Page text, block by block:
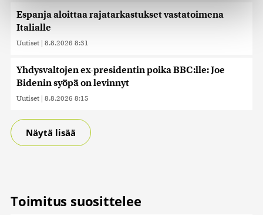
Käytämme evästeitä tarjoamamme sisällön ja mainosten
räätälöimiseen, sosiaalisen median ominaisuuksien
tukemiseen ja kävijämäärämme analysoimiseen. Lisäksi
alan kumppaneillemme tietoja siitä, miten käytät
sivustoamme. Kumppanimme voivat yhdistää näitä
tietoja muihin tietoihin, joita olet antanut heille tai joita on
kerätty, kun olet käyttänyt heidän palvelujaan. Tietoja
Espanja aloittaa rajatarkastukset vastatoimena
Italialle
Uutiset | 8.8.2026 8:31
Yhdysvaltojen ex-presidentin poika BBC:lle: Joe
Bidenin syöpä on levinnyt
Uutiset | 8.8.2026 8:15
Näytä lisää
Toimitus suosittelee